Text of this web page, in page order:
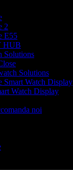
2
E55
HUB
Solutions
Solutions
Smart Watch Display
Watch Display
noi